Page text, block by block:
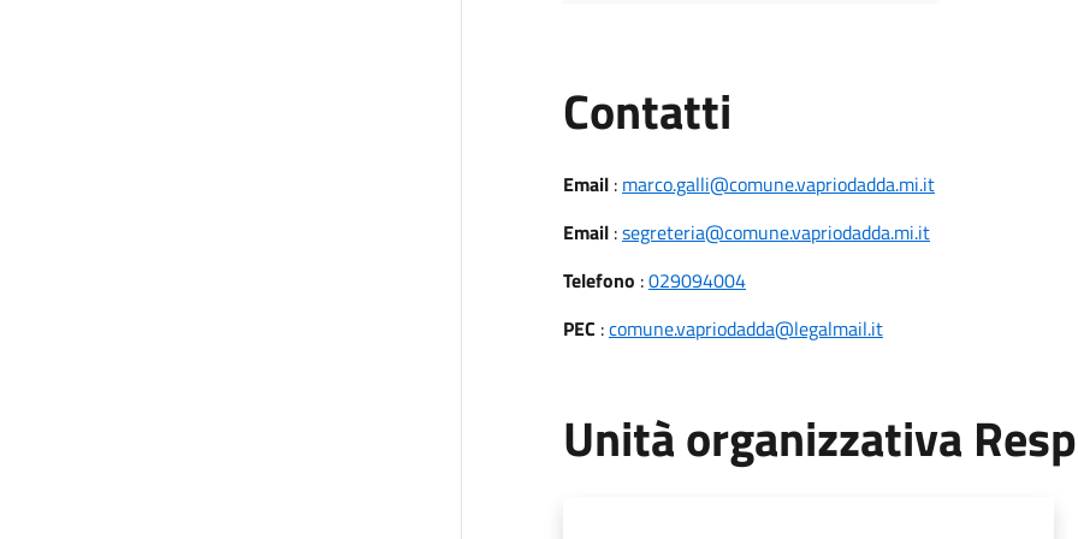
Contatti
Email: marco.galli@comune.vapriodadda.mi.it
Email:segreteria@comune.vapriodadda.mi.it
Telefono :029094004
PEC :comune.vapriodadda@legalmail.it
Unità organizzativa